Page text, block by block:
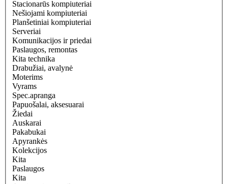
Stacionarūs kompiuteriai
Nešiojami kompiuteriai
Planšetiniai kompiuteriai
Serveriai
Komunikacijos ir priedai
Paslaugos, remontas
Kita technika
Drabužiai, avalynė
Moterims
Vyrams
Spec.apranga
Papuošalai, aksesuarai
Žiedai
Auskarai
Pakabukai
Apyrankės
Kolekcijos
Kita
Paslaugos
Kita